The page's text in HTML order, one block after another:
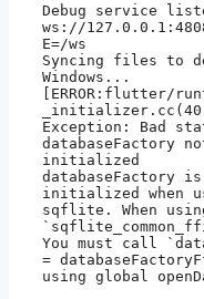
Debug service
ws://
E=/ws
Syncing files to
Windows...
[ERROR:flutter/
Exception: Bad
databaseFactory
initialized
databaseFactory
initialized when
sqflite. When
You must call
=
using global